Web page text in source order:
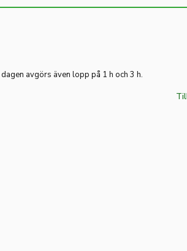
avgörs även lopp på 1 h och 3 h.